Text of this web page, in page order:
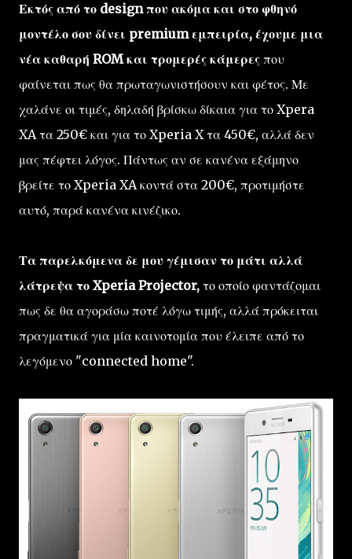
Εκτός από το design που ακόμα και στο φθηνό
μοντέλο σου δίνει premium εμπειρία, έχουμε μια
νέα καθαρή ROM και τρομερές κάμερες που
φαίνεται πως θα πρωταγωνιστήσουν και φέτος. Με
χαλάνε οι τιμές, δηλαδή βρίσκω δίκαια για το Xpera
XA τα 250€ και για το Xperia X τα 450€, αλλά δεν
μας πέφτει λόγος. Πάντως αν σε κανένα εξάμηνο
βρείτε το Xperia XA κοντά στα 200€, προτιμήστε
αυτό, παρά κανένα κινέζικο.
Τα παρελκόμενα δε μου γέμισαν το μάτι αλλά
λάτρεψα το Xperia Projector, το οποίο φαντάζομαι
πως δε θα αγοράσω ποτέ λόγω τιμής, αλλά πρόκειται
πραγματικά για μία καινοτομία που έλειπε από το
λεγόμενο "connected home".